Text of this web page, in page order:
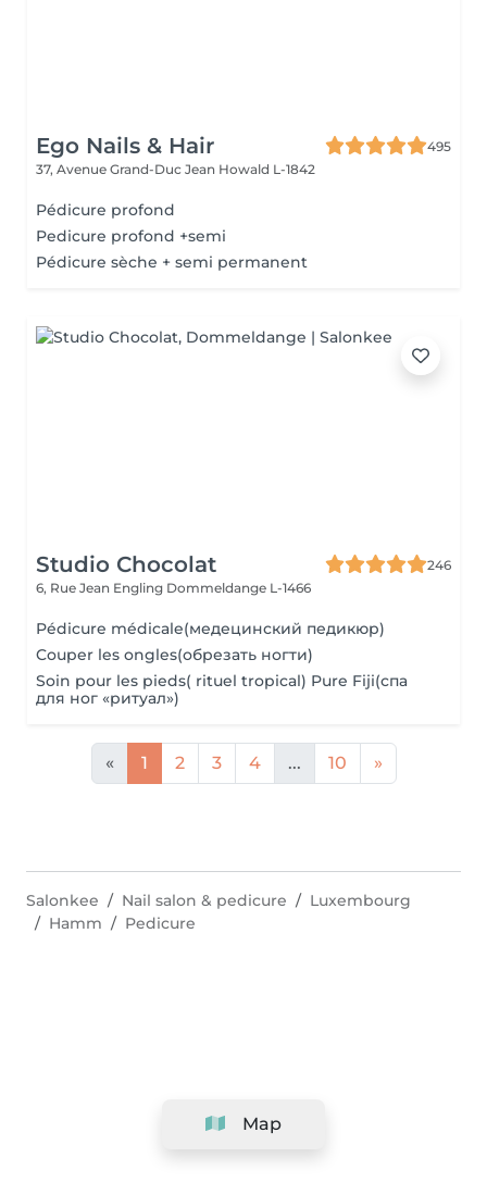
Ego Nails & Hair
495
37, Avenue Grand-Duc Jean Howald L-1842
Pédicure profond
Pedicure profond +semi
Pédicure sèche + semi permanent
Studio Chocolat
246
6, Rue Jean Engling Dommeldange L-1466
Pédicure médicale(медецинский педикюр)
Couper les ongles(обрезать ногти)
Soin pour les pieds( rituel tropical) Pure Fiji(спа
для ног «ритуал»)
« 1 2 3 4 ... 10 »
Map
Salonkee Nail salon & pedicure
Luxembourg
Hamm
Pedicure